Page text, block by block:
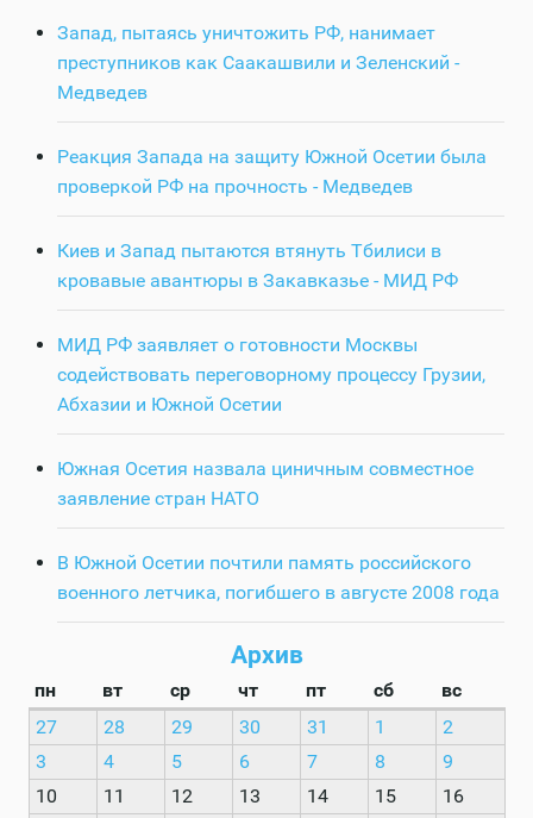
Запад, пытаясь уничтожить РФ, нанимает
преступников как Саакашвили и Зеленский -
Медведев
Реакция Запада на защиту Южной Осетии была
проверкой РФ на прочность - Медведев
Киев и Запад пытаются втянуть Тбилиси в
кровавые авантюры в Закавказье - МИД РФ
МИД РФ заявляет о готовности Москвы
содействовать переговорному процессу Грузии,
Абхазии и Южной Осетии
Южная Осетия назвала циничным совместное
заявление стран НАТО
В Южной Осетии почтили память российского
военного летчика, погибшего в августе 2008 года
Архив
пн вт ср чт пт сб
вс
27
28 29 30 31 1
2
3
4 5 6 7 8
9
10
11 12 13 14 15
16